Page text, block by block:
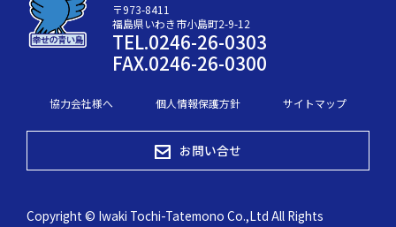
〒973-8411
福島県いわき市小島町2-9-12
TEL.0246-26-0303
FAX.0246-26-0300
協力会社様へ 個人情報保護方針 サイトマップ
お問い合せ
Copyright © Iwaki Tochi-Tatemono Co.,Ltd All Rights